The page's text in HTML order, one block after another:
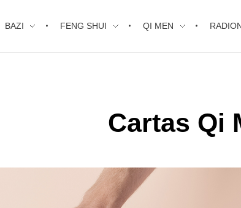
BAZI FENG SHUI QI MEN
Cartas Qi